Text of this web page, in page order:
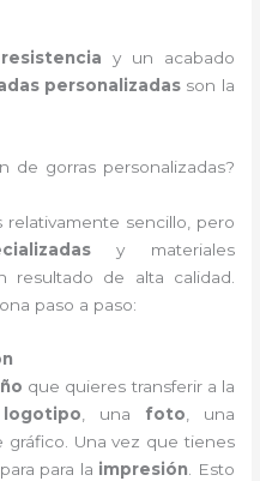
resistencia y un acabado
personalizadasson la
de gorras personalizadas?
relativamente sencillo, pero
y materiales
resultado de alta calidad.
paso a paso:
que quieres transferir a la
logotipo , una foto , una
gráfico. Una vez que tienes
para la impresión . Esto